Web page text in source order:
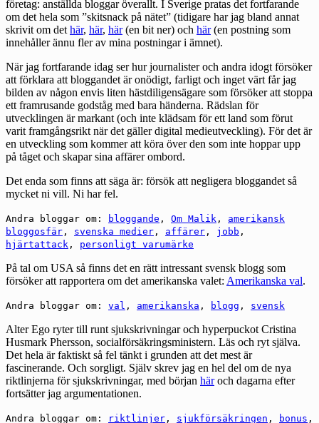
företag: anställda bloggar överallt. I Sverige pratas det fortfarande
om det hela som ”skitsnack på nätet” (tidigare har jag bland annat
skrivit om det här, här, här(en bit ner) och här(en postning som
innehåller ännu fler av mina postningar i ämnet).
När jag fortfarande idag ser hur journalister och andra idogt försöker
att förklara att bloggandet är onödigt, farligt och inget värt får jag
bilden av någon envis liten hästdiligensägare som försöker att stoppa
ett framrusande godståg med bara händerna. Rädslan för
utvecklingen är markant (och inte klädsam för ett land som förut
varit framgångsrikt när det gäller digital medieutveckling). För det är
en utveckling som kommer att köra över den som inte hoppar upp
på tåget och skapar sina affärer ombord.
Det enda som finns att säga är: försök att negligera bloggandet så
mycket ni vill. Ni har fel.
Andra bloggar om: bloggande , Om Malik , amerikansk
bloggosfär , svenska medier , affärer , jobb ,
hjärtattack , personligt varumärke
På tal om USA så finns det en rätt intressant svensk blogg som
försöker att rapportera om det amerikanska valet: Amerikanska val.
Andra bloggar om: val , amerikanska , blogg , svensk
Alter Ego ryter till runt sjukskrivningar och hyperpuckot Cristina
Husmark Phersson, socialförsäkringsministern. Läs och ryt själva.
Det hela är faktiskt så fel tänkt i grunden att det mest är
fascinerande. Och sorgligt. Själv skrev jag en hel del om de nya
riktlinjerna för sjukskrivningar, med början häroch dagarna efter
fortsätter jag argumentationen.
Andra bloggar om: riktlinjer , sjukförsäkringen , bonus ,